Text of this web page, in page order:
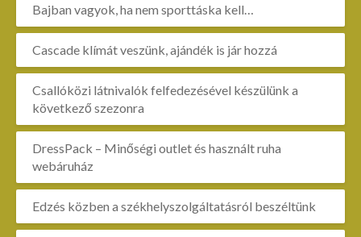
Bajban vagyok, ha nem sporttáska kell…
Cascade klímát veszünk, ajándék is jár hozzá
Csallóközi látnivalók felfedezésével készülünk a
következő szezonra
DressPack – Minőségi outlet és használt ruha
webáruház
Edzés közben a székhelyszolgáltatásról beszéltünk